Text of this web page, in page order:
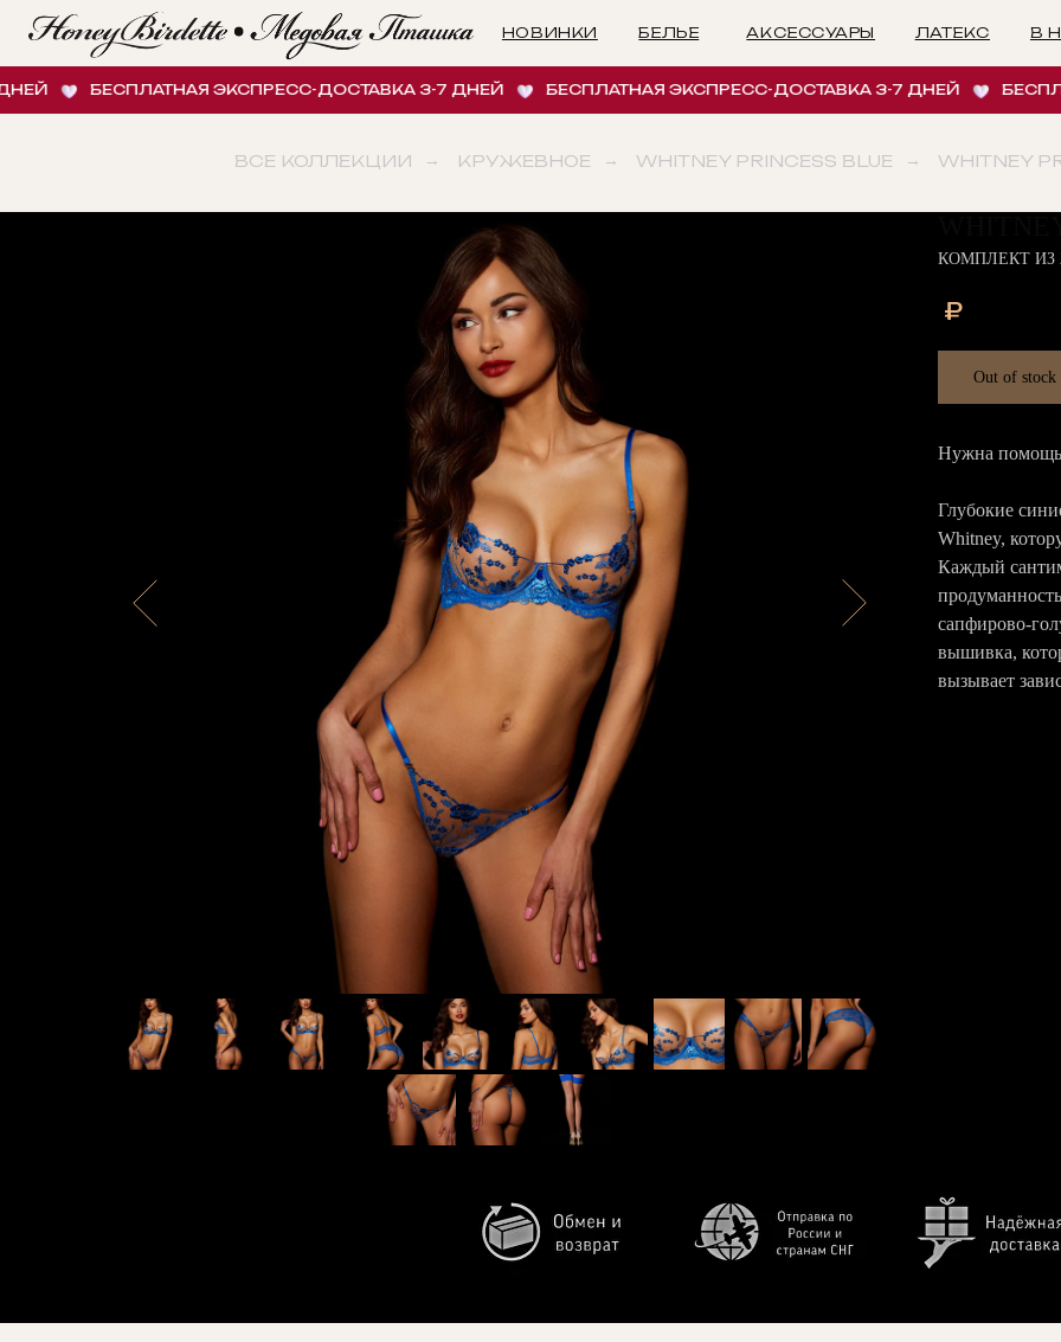
ЛАТЕКС
БЕЛЬЕ В НАЛИЧИИ
АКСЕССУАРЫ
НОВИНКИ
БЕСПЛАТНАЯ ЭКСПРЕСС-ДОСТАВКА 3-7 ДНЕЙ БЕСПЛАТНАЯ ЭКСПРЕСС-ДОСТАВКА 3-7 ДНЕЙ
ВСЕ КОЛЛЕКЦИИ → КРУЖЕВНОЕ → WHITNEY PRINCESS BLUE → WHITNEY
КОМПЛЕКТ ИЗ
₽
Out of stock
Нужна помощь
Глубокие
Whitney,
Каждый
сапфирово-
вышивка,
вызывает